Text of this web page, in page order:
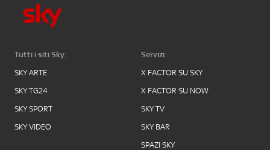
Tutti i siti Sky:
SKY ARTE
SKY TG24
SKY SPORT
SKY VIDEO
Servizi:
X FACTOR SU SKY
X FACTOR SU NOW
SKY TV
SKY BAR
SPAZI SKY